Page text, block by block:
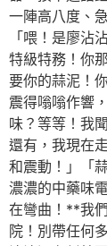
一陣高八度、
「喂！是廖沾
特級特務！你
要你的蒜泥！
震得嗡嗡作響
味？等等！我
還有，我現在
和震動！」「
濃濃的中藥味
在彎曲！**我
院！別帶任何